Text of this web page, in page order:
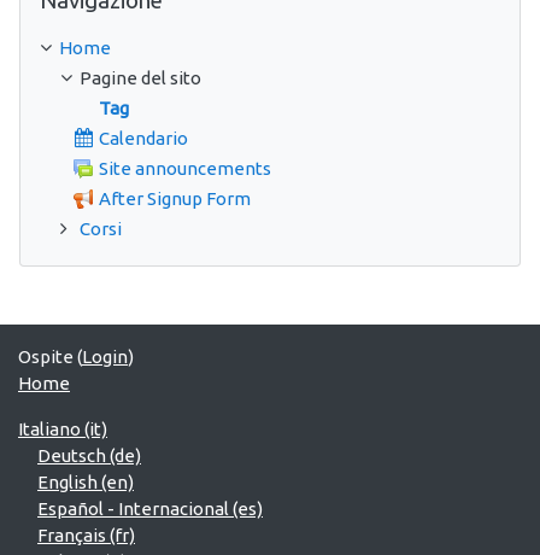
Home
Pagine del sito
Tag
Calendario
Site announcements
After Signup Form
Corsi
Ospite (Login)
Home
Italiano ‎(it)‎
Deutsch ‎(de)‎
English ‎(en)‎
Español - Internacional ‎(es)‎
Français ‎(fr)‎